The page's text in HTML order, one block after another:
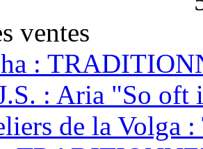
ventes
:
: Aria "So oft
de la